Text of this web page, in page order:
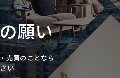
店舗案内
へ
会社情報
お近くの店舗を探す
願い
売買のことなら
い